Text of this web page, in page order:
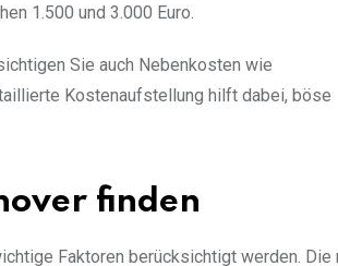
1.500 und 3.000 Euro.
Sie auch Nebenkosten wie
Kostenaufstellung hilft dabei, böse
finden
Faktoren berücksichtigt werden. Die